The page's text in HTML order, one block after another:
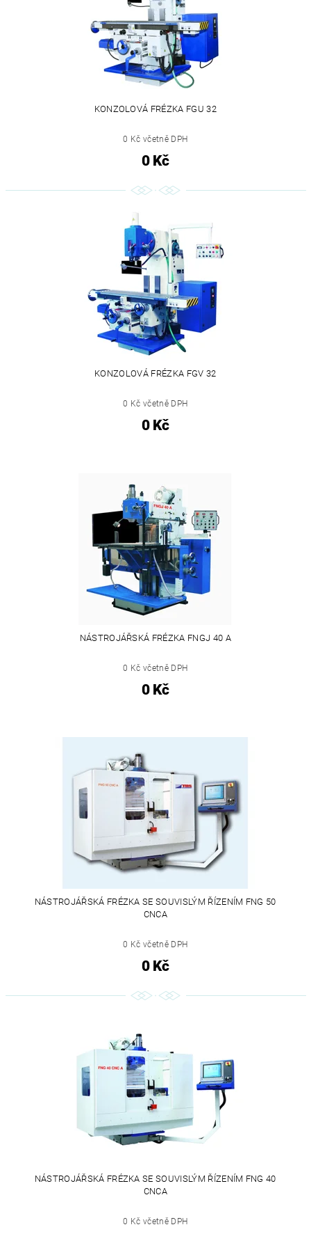
KONZOLOVÁ FRÉZKA FGU 32
0 Kč včetně DPH
0 Kč
KONZOLOVÁ FRÉZKA FGV 32
0 Kč včetně DPH
0 Kč
NÁSTROJÁŘSKÁ FRÉZKA FNGJ 40 A
0 Kč včetně DPH
0 Kč
NÁSTROJÁŘSKÁ FRÉZKA SE SOUVISLÝM ŘÍZENÍM FNG 50
CNCA
0 Kč včetně DPH
0 Kč
NÁSTROJÁŘSKÁ FRÉZKA SE SOUVISLÝM ŘÍZENÍM FNG 40
CNCA
0 Kč včetně DPH